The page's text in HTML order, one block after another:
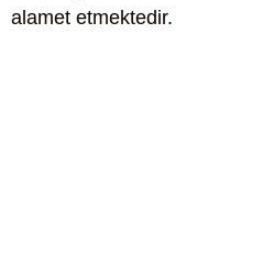
alamet etmektedir.